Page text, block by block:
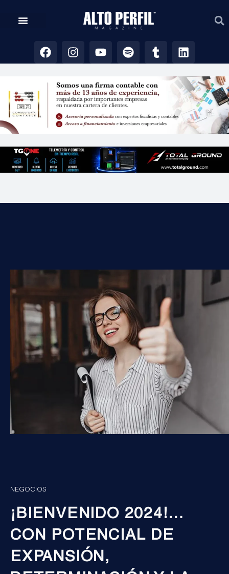
NEGOCIOS
¡BIENVENIDO 2024!…
CON POTENCIAL DE
EXPANSIÓN,